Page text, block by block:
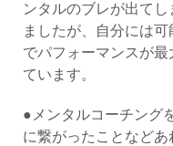
ンタルのブレが出て
ましたが、自分には
でパフォーマンスが
ています。
●メンタルコーチング
に繋がったことなどあ